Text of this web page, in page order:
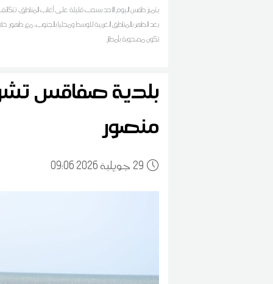
يتميز طقس اليوم الأحد بسحب قليلة على أغلب المناطق، تتكاثف
بعد الظهر بالمناطق الغربية للوسط ومحليا بالجنوب، مع ظهور
تكون مصحوبة بأمطار
بلدية صفاقس
منصور
29 09:06 2026 جويلية